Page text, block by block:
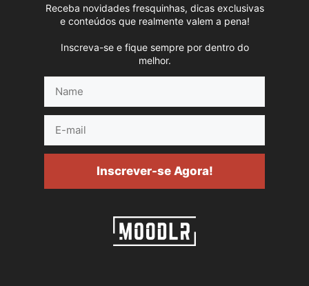
Receba novidades fresquinhas, dicas exclusivas
e conteúdos que realmente valem a pena!
Inscreva-se e fique sempre por dentro do
melhor.
mail
Inscrever-se Agora!